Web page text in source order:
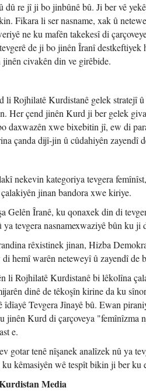
dû re jî ji bo jinbûnê bû. Ji ber vê
Fikara li ser nasname, xak û
ne ku mafên takekesî di
de ji bo jinên Îranî
jinên civakên din ve girêbide.
li Rojhilatê Kurdistanê gelek stratejî
Her çend jinên Kurd ji ber gelek
daxwazên xwe bixebitin jî, ew di
çanda dijî-jin û cûdahiyên zayendî
nekevin kategoriya tevgera
jinan bandora xwe kiriye.
Gelên Îranê, ku qonaxek din di
ya tevgera nasnamexwaziyê bûn ku
rêxistinek jinan, Hizba
hemî warên neteweyî û zayendî de
li Rojhilatê Kurdistanê bi lêkolîna
dinê de têkoşîn kirine da ku
îdîayê Tevgera Jînayê bû. Ewan
jinên Kurd di çarçoveya "femînîzma
e.
gotar tenê nîşanek analîzek nû ya
kêmasiyên wê tespît bikin ji ber
Media